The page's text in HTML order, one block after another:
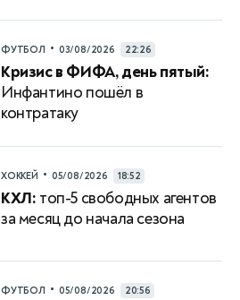
ФУТБОЛ • 03/08/2026 22:26
Кризис в ФИФА, день пятый:
Инфантино пошёл в
контратаку
ХОККЕЙ • 05/08/2026 18:52
КХЛ: топ-5 свободных агентов
за месяц до начала сезона
ФУТБОЛ • 05/08/2026 20:56